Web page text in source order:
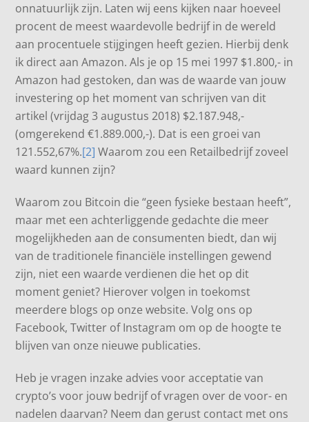
onnatuurlijk zijn. Laten wij eens kijken naar hoeveel
procent de meest waardevolle bedrijf in de wereld
aan procentuele stijgingen heeft gezien. Hierbij denk
ik direct aan Amazon. Als je op 15 mei 1997 $1.800,- in
Amazon had gestoken, dan was de waarde van jouw
investering op het moment van schrijven van dit
artikel (vrijdag 3 augustus 2018) $2.187.948,-
(omgerekend €1.889.000,-). Dat is een groei van
121.552,67%.[2] Waarom zou een Retailbedrijf zoveel
waard kunnen zijn?
Waarom zou Bitcoin die “geen fysieke bestaan heeft”,
maar met een achterliggende gedachte die meer
mogelijkheden aan de consumenten biedt, dan wij
van de traditionele financiële instellingen gewend
zijn, niet een waarde verdienen die het op dit
moment geniet? Hierover volgen in toekomst
meerdere blogs op onze website. Volg ons op
Facebook, Twitter of Instagram om op de hoogte te
blijven van onze nieuwe publicaties.
Heb je vragen inzake advies voor acceptatie van
crypto’s voor jouw bedrijf of vragen over de voor- en
nadelen daarvan? Neem dan gerust contact met ons